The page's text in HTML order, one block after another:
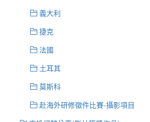
義大利
捷克
法國
土耳其
莫斯科
赴海外研修徵件比賽-攝影項目